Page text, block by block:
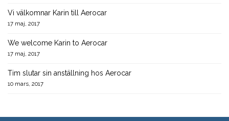
Vi välkomnar Karin till Aerocar
17 maj, 2017
We welcome Karin to Aerocar
17 maj, 2017
Tim slutar sin anställning hos Aerocar
10 mars, 2017